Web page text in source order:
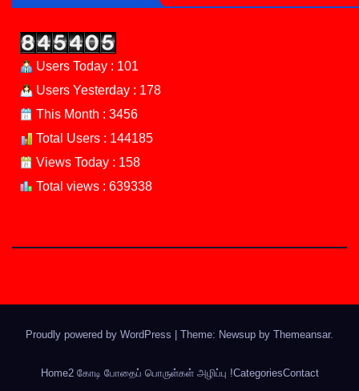
Users Today : 101
Users Yesterday : 178
This Month : 3456
Total Users : 144185
Views Today : 158
Total views : 639338
Proudly powered by WordPress | Theme: Newsup by Themeansar.
Home2 கோடி போதைப் பொருள்கள் அழிப்பு !CategoriesContact